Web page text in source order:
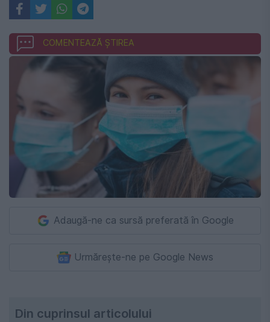
COMENTEAZĂ ȘTIREA
Adaugă-ne ca sursă preferată în Google
Urmărește-ne pe Google News
Din cuprinsul articolului